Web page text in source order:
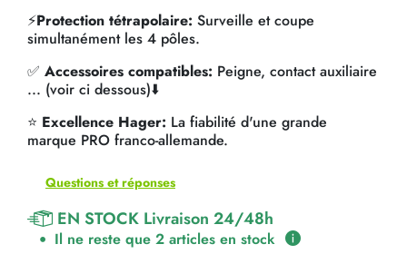
⚡Protection tétrapolaire: Surveille et coupe
simultanément les 4 pôles.
✅ Accessoires compatibles: Peigne, contact auxiliaire
... (voir ci dessous)⬇️
⭐ Excellence Hager: La fiabilité d'une grande
marque PRO franco-allemande.
Questions et réponses
EN STOCK Livraison 24/48h
Il ne reste que 2 articles en stock